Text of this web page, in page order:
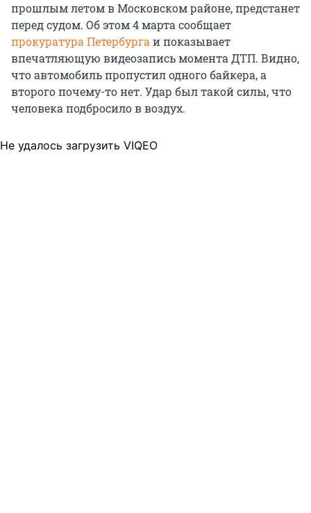
прошлым летом в Московском районе, предстанет
перед судом. Об этом 4 марта сообщает
прокуратура Петербурга и показывает
впечатляющую видеозапись момента ДТП. Видно,
что автомобиль пропустил одного байкера, а
второго почему-то нет. Удар был такой силы, что
человека подбросило в воздух.
Не удалось загрузить VIQEO